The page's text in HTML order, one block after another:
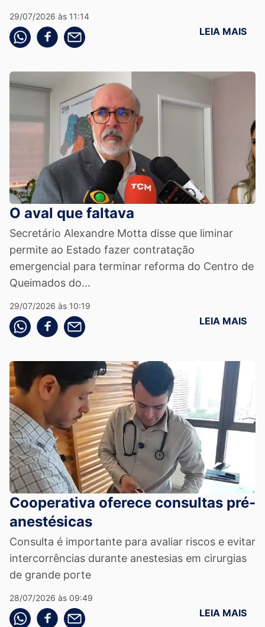
29/07/2026 às 11:14
Compartilhe pelo whatsapp
Compartilhar no facebook
Compartilhe pelo email LEIA MAIS
O aval que faltava
Secretário Alexandre Motta disse que liminar
permite ao Estado fazer contratação
emergencial para terminar reforma do Centro de
Queimados do...
29/07/2026 às 10:19
Compartilhe pelo whatsapp
Compartilhar no facebook
Compartilhe pelo email LEIA MAIS
Cooperativa oferece consultas pré-
anestésicas
Consulta é importante para avaliar riscos e evitar
intercorrências durante anestesias em cirurgias
de grande porte
28/07/2026 às 09:49
Compartilhe pelo whatsapp
Compartilhar no facebook
Compartilhe pelo email LEIA MAIS